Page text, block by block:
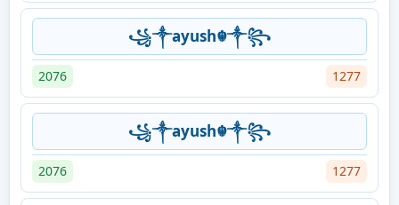
꧁༒ayush☬༒꧂
2076 1277
꧁༒ayush☬༒꧂
2076 1277